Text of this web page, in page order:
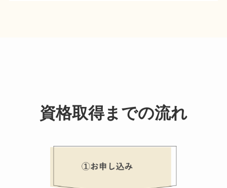
資格取得までの流れ